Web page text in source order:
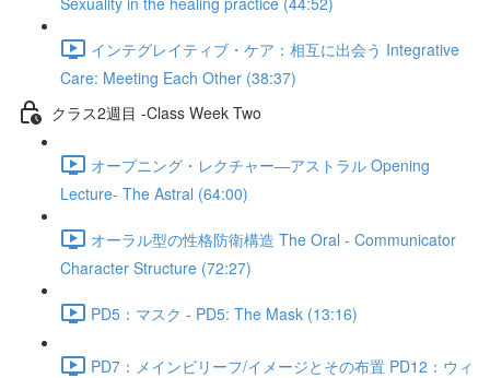
インテグレイティブ・ケア：相互に出会う Integrative
Care: Meeting Each Other (38:37)
クラス2週目 -Class Week Two
オープニング・レクチャー―アストラル Opening
Lecture- The Astral (64:00)
オーラル型の性格防衛構造 The Oral - Communicator
Character Structure (72:27)
PD5：マスク - PD5: The Mask (13:16)
PD7：メインビリーフ/イメージとその布置 PD12：ウィ